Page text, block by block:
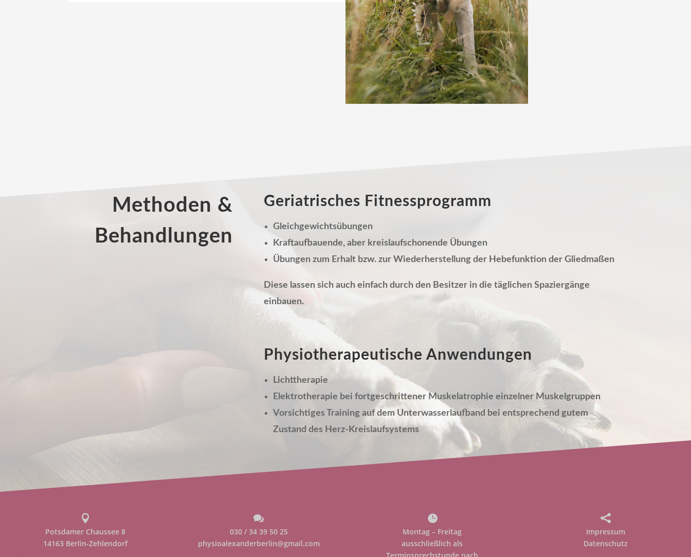
Methoden &
Behandlungen
Geriatri­sches Fitness­programm
Gleich­gewichts­übungen
Kraftaufbauende, aber kreislaufschonende Übungen
Übungen zum Erhalt bzw. zur Wieder­herstellung der Hebefunktion der Gliedmaßen
Diese lassen sich auch einfach durch den Besitzer in die täglichen Spazier­gänge
einbauen.
Physio­therapeu­tische Anwendungen
Licht­therapie
Elektro­therapie bei fortge­schrit­tener Muskel­atrophie einzelner Muskel­gruppen
Vorsichtiges Training auf dem Unter­wasser­lauf­band bei entsprechend gutem
Zustand des Herz-Kreis­lauf­systems

Potsdamer Chaussee 8
14163 Berlin-Zehlendorf

030 / 34 39 50 25
physioalexanderberlin@gmail.com

Montag – Freitag
ausschließlich als

Impressum
Datenschutz